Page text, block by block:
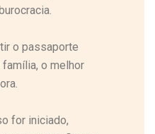
o passaporte
o melhor
for iniciado,